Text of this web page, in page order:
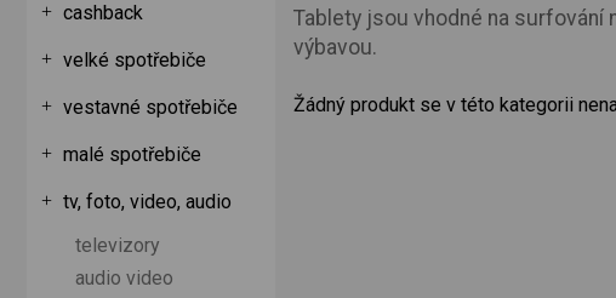
Tablety jsou vhodné na surfování
výbavou.
Žádný produkt se v této kategorii
cashback
velké spotřebiče
vestavné spotřebiče
malé spotřebiče
tv, foto, video, audio
televizory
audio video